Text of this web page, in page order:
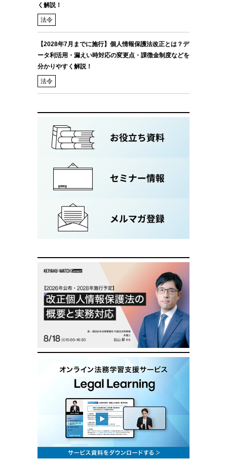
く解説！
法令
【2028年7月までに施行】個人情報保護法改正とは？デ
ータ利活用・漏えい時対応の変更点・課徴金制度などを
分かりやすく解説！
法令